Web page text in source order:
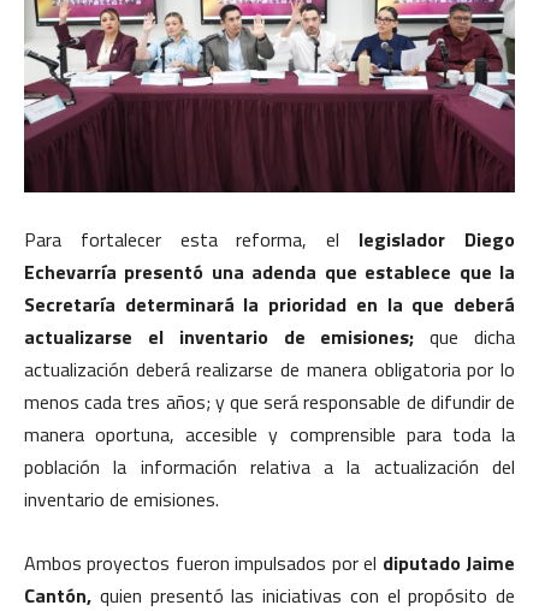
Para fortalecer esta reforma, el legislador Diego
Echevarría presentó una adenda que establece que la
Secretaría determinará la prioridad en la que deberá
actualizarse el inventario de emisiones; que dicha
actualización deberá realizarse de manera obligatoria por lo
menos cada tres años; y que será responsable de difundir de
manera oportuna, accesible y comprensible para toda la
población la información relativa a la actualización del
inventario de emisiones.
Ambos proyectos fueron impulsados por el diputado Jaime
Cantón, quien presentó las iniciativas con el propósito de